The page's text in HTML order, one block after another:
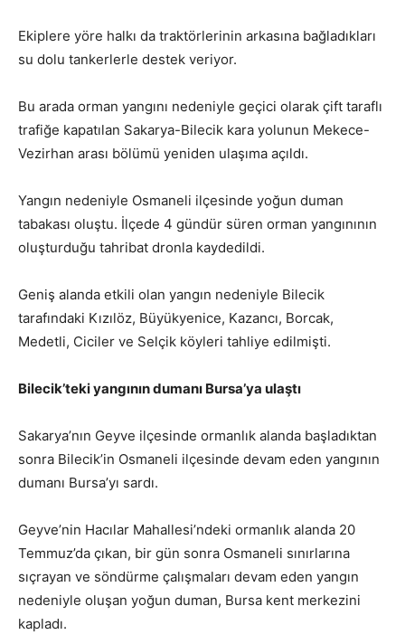
Ekiplere yöre halkı da traktörlerinin arkasına bağladıkları
su dolu tankerlerle destek veriyor.
Bu arada orman yangını nedeniyle geçici olarak çift taraflı
trafiğe kapatılan Sakarya-Bilecik kara yolunun Mekece-
Vezirhan arası bölümü yeniden ulaşıma açıldı.
Yangın nedeniyle Osmaneli ilçesinde yoğun duman
tabakası oluştu. İlçede 4 gündür süren orman yangınının
oluşturduğu tahribat dronla kaydedildi.
Geniş alanda etkili olan yangın nedeniyle Bilecik
tarafındaki Kızılöz, Büyükyenice, Kazancı, Borcak,
Medetli, Ciciler ve Selçik köyleri tahliye edilmişti.
Bilecik’teki yangının dumanı Bursa’ya ulaştı
Sakarya’nın Geyve ilçesinde ormanlık alanda başladıktan
sonra Bilecik’in Osmaneli ilçesinde devam eden yangının
dumanı Bursa’yı sardı.
Geyve’nin Hacılar Mahallesi’ndeki ormanlık alanda 20
Temmuz’da çıkan, bir gün sonra Osmaneli sınırlarına
sıçrayan ve söndürme çalışmaları devam eden yangın
nedeniyle oluşan yoğun duman, Bursa kent merkezini
kapladı.